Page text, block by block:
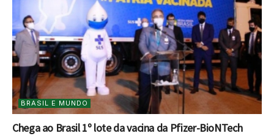
BRASIL E MUNDO
Chega ao Brasil 1º lote da vacina da Pfizer-BioNTech